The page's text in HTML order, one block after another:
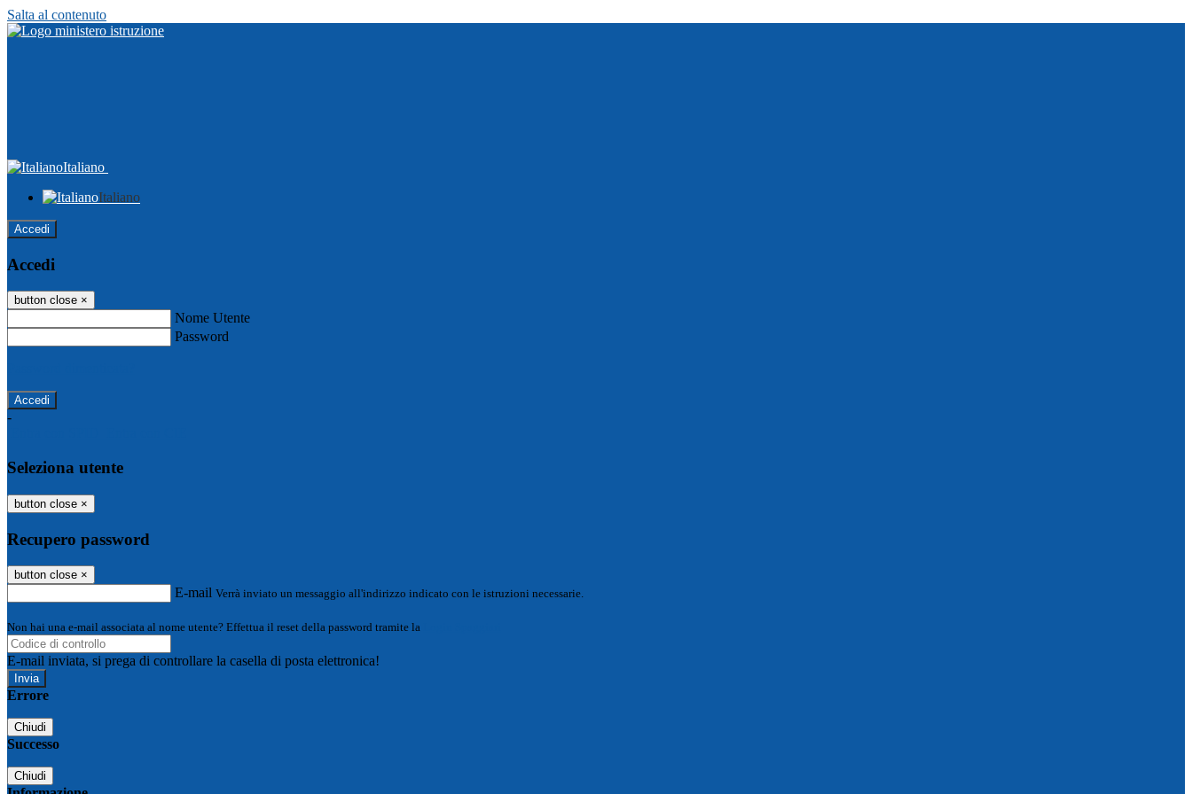
Salta al contenuto
Italiano
Italiano
Accedi
Accedi
button close ×
Nome Utente
Password
-
Seleziona utente
button close ×
Recupero password
button close ×
E-mail Verrà inviato un messaggio all'indirizzo indicato con le istruzioni necessarie.
Non hai una e-mail associata al nome utente? Effettua il reset della password tramite la
E-mail inviata, si prega di controllare la casella di posta elettronica!
Errore
Chiudi
Successo
Chiudi